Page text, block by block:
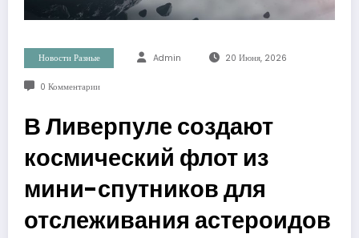
Новости Разные Admin 20 Июня, 2026
0 Комментарии
В Ливерпуле создают
космический флот из
мини-спутников для
отслеживания астероидов